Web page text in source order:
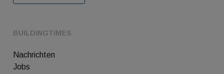
BUILDINGTIMES
Nachrichten
Jobs